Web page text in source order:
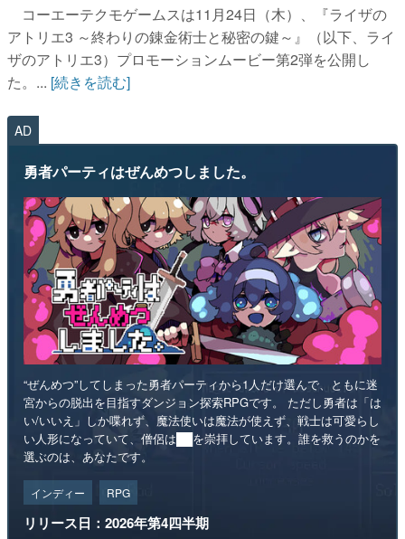
コーエーテクモゲームスは11月24日（木）、『ライザの
アトリエ3 ～終わりの錬金術士と秘密の鍵～』（以下、ライ
ザのアトリエ3）プロモーションムービー第2弾を公開し
た。... [続きを読む]
AD
勇者パーティはぜんめつしました。
“ぜんめつ”してしまった勇者パーティから1人だけ選んで、ともに迷
宮からの脱出を目指すダンジョン探索RPGです。 ただし勇者は「は
い/いいえ」しか喋れず、魔法使いは魔法が使えず、戦士は可愛らし
い人形になっていて、僧侶は██を崇拝しています。誰を救うのかを
選ぶのは、あなたです。
インディー RPG
リリース日：2026年第4四半期